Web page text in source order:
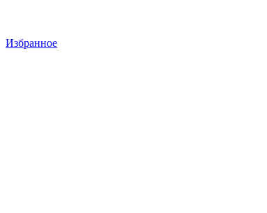
Избранное